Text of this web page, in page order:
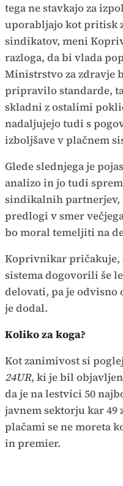
tega ne stavkajo za
uporabljajo kot pritisk
sindikatov, meni
razloga, da bi vlada
Ministrstvo za zdravje
pripravilo standarde,
skladni z ostalimi
nadaljujejo tudi s
izboljšave v plačnem
Glede slednjega je
analizo in jo tudi
sindikalnih partnerjev,
predlogi v smer
bo moral temeljiti na
Koprivnikar pričakuje,
sistema dogovorili še
delovati, pa je odvisno
je dodal.
Koliko za koga?
Kot zanimivost si
24UR, ki je bil
da je na lestvici 50
javnem sektorju kar
plačami se ne moreta
in premier.